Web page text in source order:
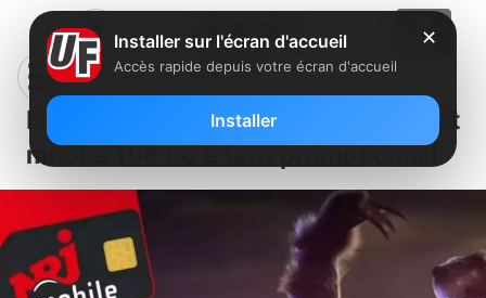
NRJ Mobile dégaine un forfait
mobile 100 Go à tarif promotionnel
✕
Installer sur l'écran d'accueil
Accès rapide depuis votre écran d'accueil
Installer